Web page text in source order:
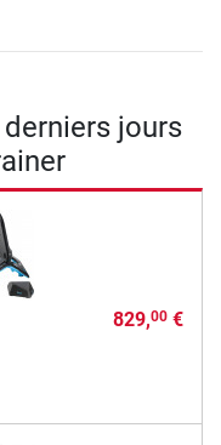
jours
829,00€